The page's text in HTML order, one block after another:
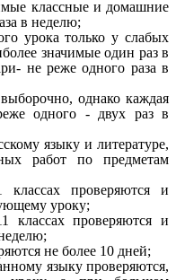
классные и домашние
в неделю;
урока только у слабых
значимые один раз в
не реже одного раза в
выборочно, однако каждая
одного - двух раз в
языку и литературе,
работ по предметам
проверяются и
уроку;
классах проверяются и
не более 10 дней;
языку проверяются,